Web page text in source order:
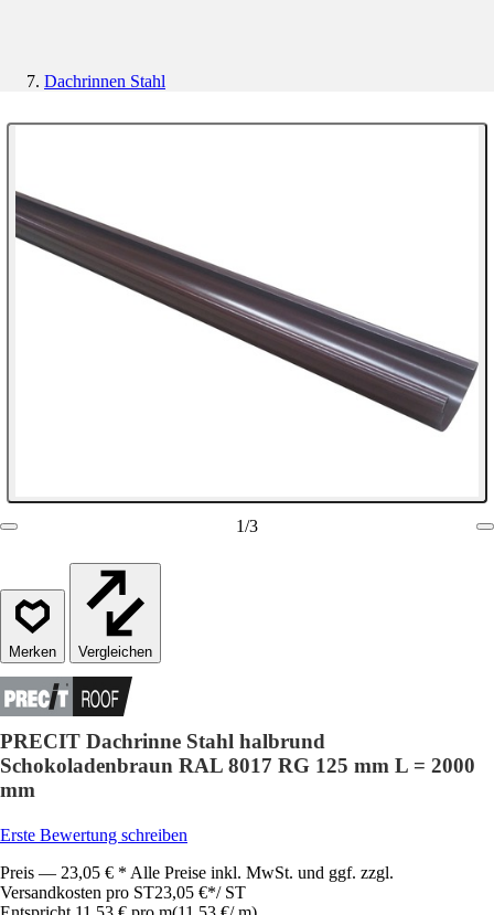
Dachrinnen Stahl
1/3
Vergleichen
PRECIT Dachrinne Stahl halbrund
Schokoladenbraun RAL 8017 RG 125 mm L = 2000
mm
Erste Bewertung schreiben
Preis — 23,05 € * Alle Preise inkl. MwSt. und ggf. zzgl.
Versandkosten pro ST23,05 €*/ ST